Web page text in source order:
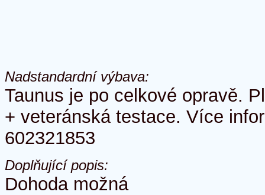
Nadstandardní výbava:
Taunus je po celkové opravě.
+ veteránská testace. Více
602321853
Doplňující popis:
Dohoda možná